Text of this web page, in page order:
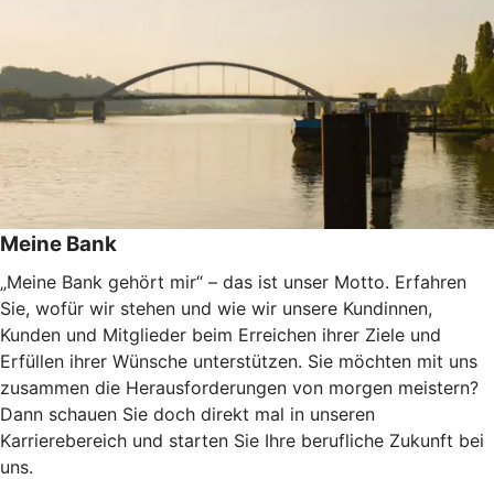
Meine Bank
„Meine Bank gehört mir“ – das ist unser Motto. Erfahren
Sie, wofür wir stehen und wie wir unsere Kundinnen,
Kunden und Mitglieder beim Erreichen ihrer Ziele und
Erfüllen ihrer Wünsche unterstützen. Sie möchten mit uns
zusammen die Herausforderungen von morgen meistern?
Dann schauen Sie doch direkt mal in unseren
Karrierebereich und starten Sie Ihre berufliche Zukunft bei
uns.